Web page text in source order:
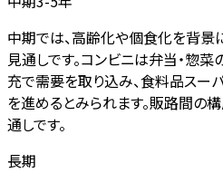
中期では、高齢化や個食化を背
見通しです。コンビニは弁当・惣
充で需要を取り込み、食料品スー
を進めるとみられます。販路間の
通しです。
長期